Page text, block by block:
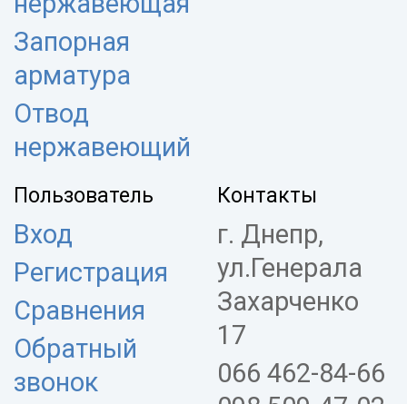
Запорная
арматура
Отвод
нержавеющий
Пользователь
Вход
Регистрация
Сравнения
Обратный
звонок
Контакты
г. Днепр,
ул.Генерала
Захарченко
17
066 462-84-66